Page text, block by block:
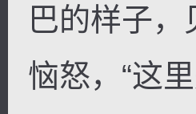
巴的样子
恼怒，“这